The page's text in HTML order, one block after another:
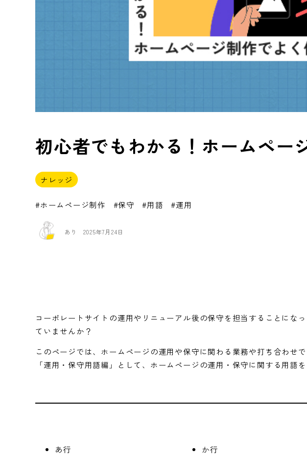
初心者でもわかる！ホームペー
ナレッジ
ホームページ制作 保守 用語 運用
あり 2025年7月24日
コーポレートサイトの運用やリニューアル後の保守を担当することに
ていませんか？
このページでは、ホームページの運用や保守に関わる業務や打ち合わせ
「運用・保守用語編」として、ホームページの運用・保守に関する用語を
あ行
か行